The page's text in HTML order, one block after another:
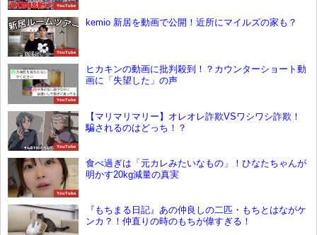
YouTube
YouTube
kemio 新居を動画で公開！近所にマイルズの家も？
YouTube
ヒカキンの動画に批判殺到！？カウンターショート動
画に「失望した」の声
YouTube
【マリマリマリー】オレオレ詐欺VSワシワシ詐欺！
騙されるのはどっち！？
YouTube
食べ過ぎは「元カレみたいなもの」！ひなたちゃんが
明かす20kg減量の真実
『もちまる日記』あの仲良しの二匹・もちとはながケ
ンカ？！仲直りの時のもちが偉すぎる！